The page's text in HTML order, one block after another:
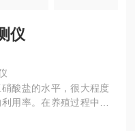
仪
酸盐的水平，很大程度
用率。在养殖过程中应